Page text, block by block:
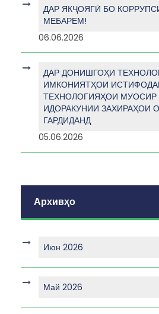
ДАР ЯКҶОЯГӢ БО
МЕБАРЕМ!
06.06.2026
ДАР ДОНИШГОҲИ
ИМКОНИЯТҲОИ
ТЕХНОЛОГИЯҲОИ МУОСИР
ИДОРАКУНИИ ЗАХИРАҲОИ
ГАРДИДАНД
05.06.2026
Архивҳо
Июн 2026
Май 2026